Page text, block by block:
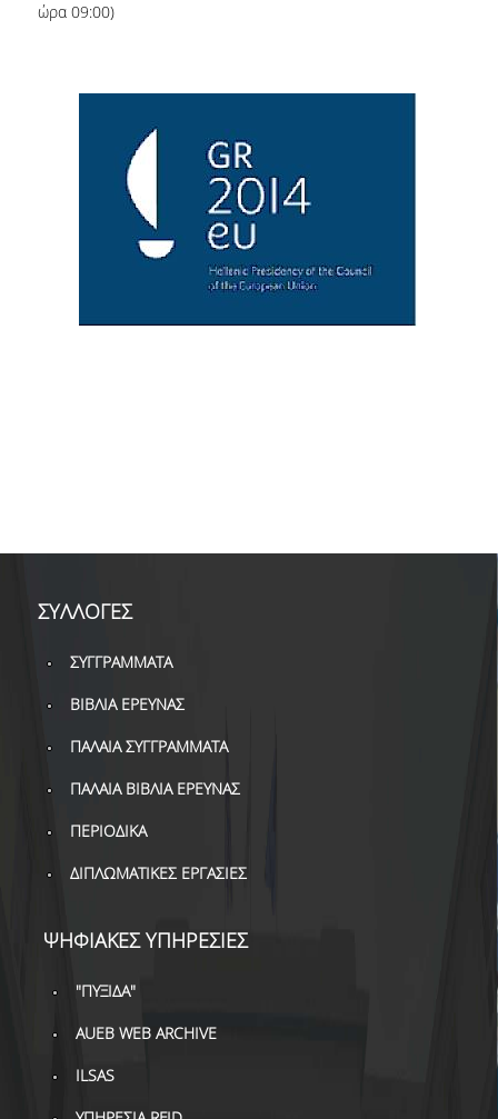
ώρα 09:00)
ΣΥΛΛΟΓΕΣ
ΣΥΓΓΡΑΜΜΑΤΑ
ΒΙΒΛΙΑ ΕΡΕΥΝΑΣ
ΠΑΛΑΙΑ ΣΥΓΓΡΑΜΜΑΤΑ
ΠΑΛΑΙΑ ΒΙΒΛΙΑ ΕΡΕΥΝΑΣ
ΠΕΡΙΟΔΙΚΑ
ΔΙΠΛΩΜΑΤΙΚΕΣ ΕΡΓΑΣΙΕΣ
ΨΗΦΙΑΚΕΣ ΥΠΗΡΕΣΙΕΣ
"ΠΥΞΙΔΑ"
AUEB WEB ARCHIVE
ILSAS